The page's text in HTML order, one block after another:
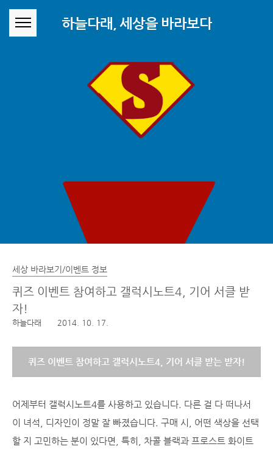
하늘다래, 세상을 바라보다
세상 바라보기/이벤트 정보
퀴즈 이벤트 참여하고 갤럭시노트4, 기어 서클 받
자!
하늘다래 2014. 10. 17.
퀴즈 이벤트 참여하고 갤럭시노트4, 기어 서클 받는 받자!
어제부터 갤럭시노트4를 사용하고 있습니다. 다른 걸 다 떠나서
이 녀석, 디자인이 정말 잘 빠졌습니다. 구매 시, 어떤 색상을 선택
할 지 고민하는 분이 있다면, 특히, 차콜 블랙과 프로스트 화이트